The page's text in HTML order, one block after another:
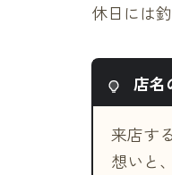
休日には
店名
来店す
想いと